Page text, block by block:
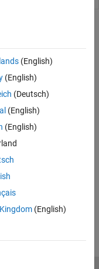
from MATLAB Code
for run-time errors.
such as code
(English)
(English)
(Deutsch)
(English)
(English)
(English)